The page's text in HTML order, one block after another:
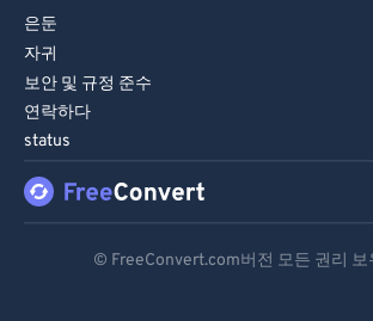
은둔
자귀
보안 및 규정 준수
연락하다
status
© FreeConvert.com버전 모든 권리